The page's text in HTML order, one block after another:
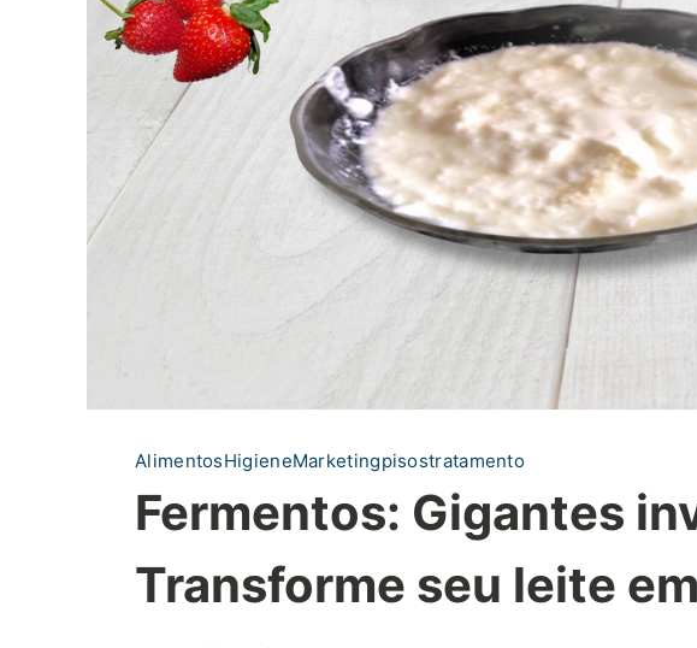
AlimentosHigieneMarketingpisostratamento
Fermentos: Gigantes
Transforme seu leite